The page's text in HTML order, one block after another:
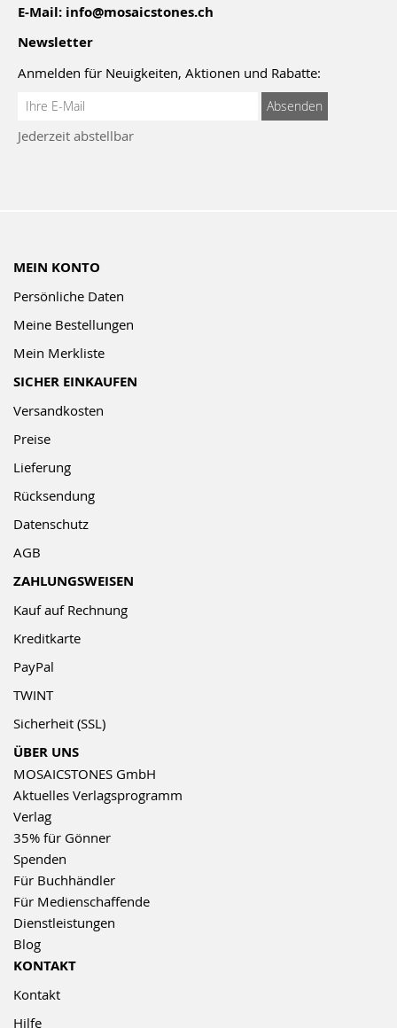
E-Mail: info@mosaicstones.ch
Newsletter
Anmelden für Neuigkeiten, Aktionen und Rabatte:
Anmeldung
Newsletter:
Absenden
Jederzeit abstellbar
MEIN KONTO
Persönliche Daten
Meine Bestellungen
Mein Merkliste
SICHER EINKAUFEN
Versandkosten
Preise
Lieferung
Rücksendung
Datenschutz
AGB
ZAHLUNGSWEISEN
Kauf auf Rechnung
Kreditkarte
PayPal
TWINT
Sicherheit (SSL)
ÜBER UNS
MOSAICSTONES GmbH
Aktuelles Verlagsprogramm
Verlag
35% für Gönner
Spenden
Für Buchhändler
Für Medienschaffende
Dienstleistungen
Blog
KONTAKT
Kontakt
Hilfe